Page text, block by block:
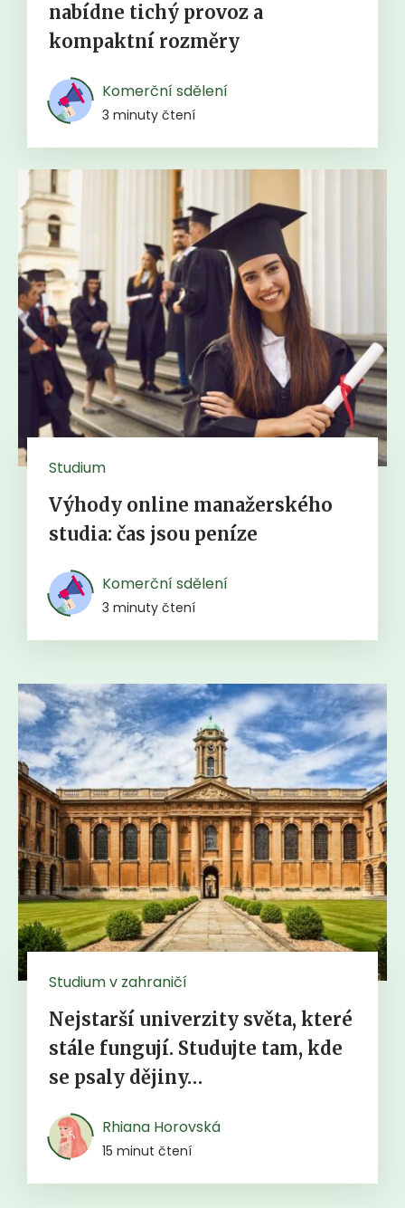
nabídne tichý provoz a
kompaktní rozměry
Komerční sdělení
3 minuty čtení
Studium
Výhody online manažerského
studia: čas jsou peníze
Komerční sdělení
3 minuty čtení
Studium v zahraničí
Nejstarší univerzity světa, které
stále fungují. Studujte tam, kde
se psaly dějiny…
Rhiana Horovská
15 minut čtení